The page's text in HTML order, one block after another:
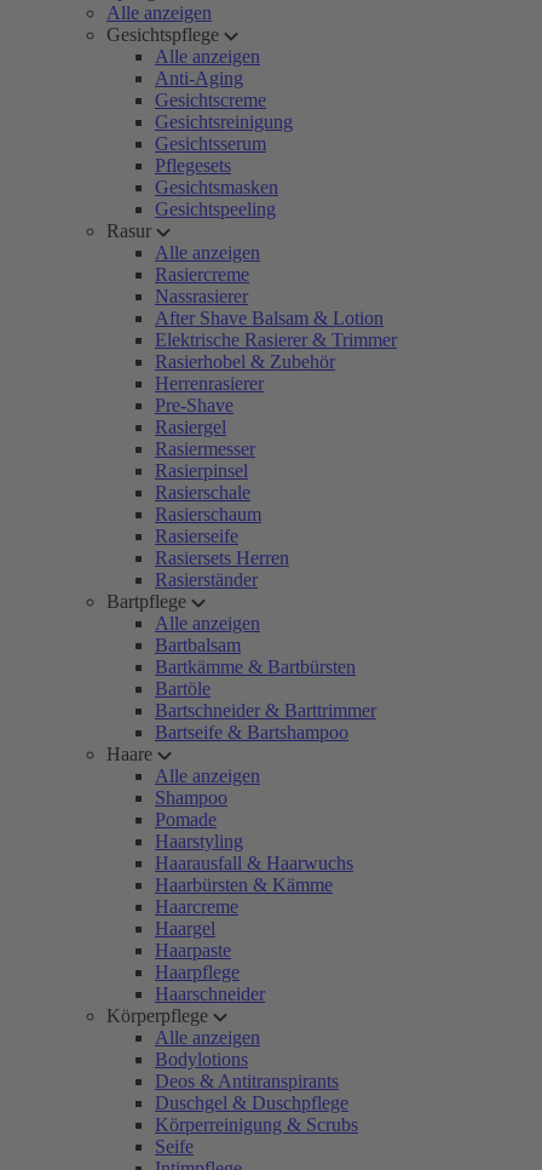
Alle anzeigen
Gesichtspflege
Alle anzeigen
Anti-Aging
Gesichtscreme
Gesichtsreinigung
Gesichtsserum
Pflegesets
Gesichtsmasken
Gesichtspeeling
Rasur
Alle anzeigen
Rasiercreme
Nassrasierer
After Shave Balsam & Lotion
Elektrische Rasierer & Trimmer
Rasierhobel & Zubehör
Herrenrasierer
Pre-Shave
Rasiergel
Rasiermesser
Rasierpinsel
Rasierschale
Rasierschaum
Rasierseife
Rasiersets Herren
Rasierständer
Bartpflege
Alle anzeigen
Bartbalsam
Bartkämme & Bartbürsten
Bartöle
Bartschneider & Barttrimmer
Bartseife & Bartshampoo
Haare
Alle anzeigen
Shampoo
Pomade
Haarstyling
Haarausfall & Haarwuchs
Haarbürsten & Kämme
Haarcreme
Haargel
Haarpaste
Haarpflege
Haarschneider
Körperpflege
Alle anzeigen
Bodylotions
Deos & Antitranspirants
Duschgel & Duschpflege
Körperreinigung & Scrubs
Seife